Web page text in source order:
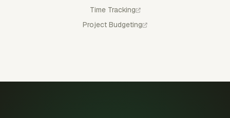
Time Tracking
Project Budgeting